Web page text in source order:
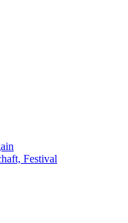
Festival